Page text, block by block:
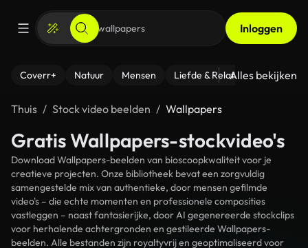
Inloggen
Coverr+ Natuur Mensen Liefde & Relaties - Fitness
Alles bekijken
Thuis Stock video beelden Wallpapers
Gratis Wallpapers-stockvideo's
Download Wallpapers-beelden van bioscoopkwaliteit voor je
creatieve projecten. Onze bibliotheek bevat een zorgvuldig
samengestelde mix van authentieke, door mensen gefilmde
video's – die echte momenten en professionele composities
vastleggen – naast fantasierijke, door AI gegenereerde stockclips
voor herhalende achtergronden en gestileerde Wallpapers-
beelden. Alle bestanden zijn royaltyvrij en geoptimaliseerd voor